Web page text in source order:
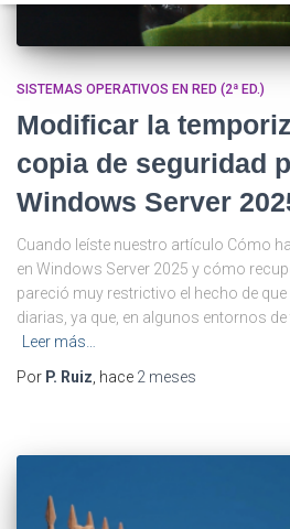
SISTEMAS OPERATIVOS EN RED (2ª ED.)
Modificar la
copia de seguridad
Windows Server
Cuando leíste nuestro artículo Cómo
en Windows Server 2025 y cómo
pareció muy restrictivo el hecho de
diarias, ya que, en algunos entornos
Leer más…
Por P. Ruiz , hace 2 meses